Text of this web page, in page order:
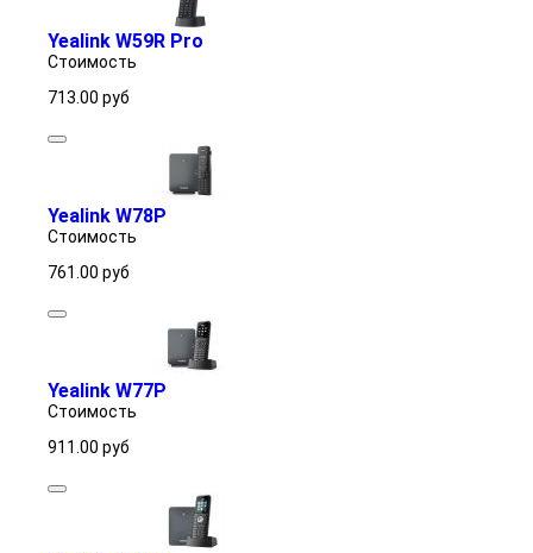
Yealink W59R Pro
Стоимость
713.00 руб
Yealink W78P
Стоимость
761.00 руб
Yealink W77P
Стоимость
911.00 руб